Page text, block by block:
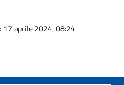
: 17 aprile 2024, 08:24